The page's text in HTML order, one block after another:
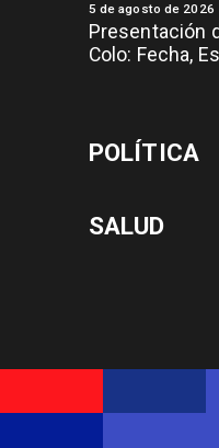
Presentación
Colo: Fecha,
5 de agosto de 2026
POLÍTICA
SALUD